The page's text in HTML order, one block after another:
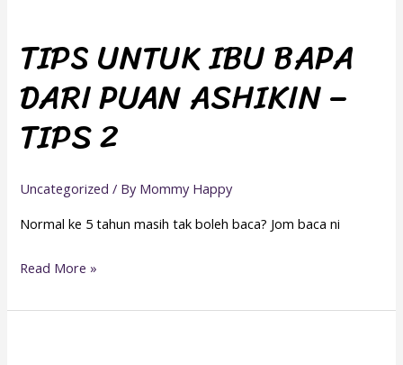
TIPS UNTUK IBU BAPA
DARI PUAN ASHIKIN –
TIPS 2
Uncategorized / By Mommy Happy
Normal ke 5 tahun masih tak boleh baca? Jom baca ni
IBU
DARI
PUAN
ASHIKIN
TIPS
2
Read More »